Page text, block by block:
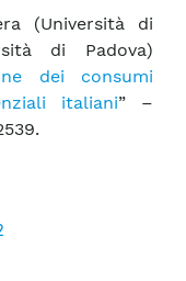
(Università di
di Padova)
dei consumi
italiani” –